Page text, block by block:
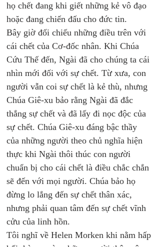
họ chết đang khi giết những kẻ vô đạo
hoặc đang chiến đấu cho đức tin.
Bây giờ đối chiếu những điều trên với
cái chết của Cơ-đốc nhân. Khi Chúa
Cứu Thế đến, Ngài đã cho chúng ta cái
nhìn mới đối với sự chết. Từ xưa, con
người vẫn coi sự chết là kẻ thù, nhưng
Chúa Giê-xu bảo rằng Ngài đã đắc
thắng sự chết và đã lấy đi nọc độc của
sự chết. Chúa Giê-xu đáng bậc thầy
của những người theo chủ nghĩa hiện
thực khi Ngài thôi thúc con người
chuẩn bị cho cái chết là điều chắc chắn
sẽ đến với mọi người. Chúa bảo họ
đừng lo lắng đến sự chết thân xác,
nhưng phải quan tâm đến sự chết vĩnh
cửu của linh hồn.
Tôi nghĩ về Helen Morken khi nằm hấp